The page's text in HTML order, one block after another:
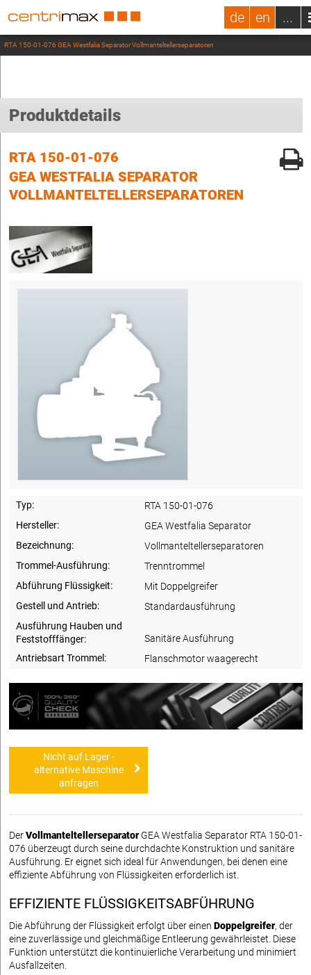
de en ...
RTA 150-01-076 GEA Westfalia Separator Vollmanteltellerseparatoren
Produktdetails
RTA 150-01-076
GEA WESTFALIA SEPARATOR
VOLLMANTELTELLERSEPARATOREN
Typ:
RTA 150-01-076
Hersteller:
GEA Westfalia Separator
Bezeichnung:
Vollmanteltellerseparatoren
Trommel-Ausführung:
Trenntrommel
Abführung Flüssigkeit:
Mit Doppelgreifer
Gestell und Antrieb:
Standardausführung
Ausführung Hauben und
Feststofffänger:
Sanitäre Ausführung
Antriebsart Trommel:
Flanschmotor waagerecht
Nicht auf Lager -
alternative Maschine
anfragen
DerVollmanteltellerseparatorGEA Westfalia Separator RTA 150-01-
076 überzeugt durch seine durchdachte Konstruktion und sanitäre
Ausführung. Er eignet sich ideal für Anwendungen, bei denen eine
effiziente Abführung von Flüssigkeiten erforderlich ist.
EFFIZIENTE FLÜSSIGKEITSABFÜHRUNG
Die Abführung der Flüssigkeit erfolgt über einen Doppelgreifer, der
eine zuverlässige und gleichmäßige Entleerung gewährleistet. Diese
Funktion unterstützt die kontinuierliche Verarbeitung und minimiert
Ausfallzeiten.